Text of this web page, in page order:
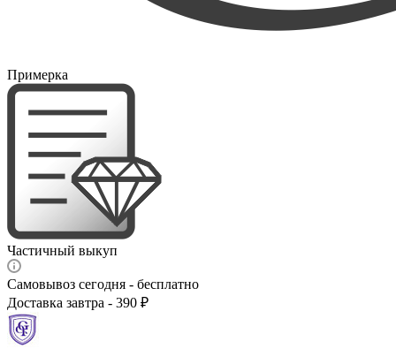
Примерка
Частичный выкуп
Самовывоз сегодня - бесплатно
Доставка завтра - 390 ₽